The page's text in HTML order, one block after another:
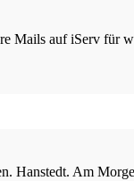
Mails auf iServ für
Hanstedt. Am